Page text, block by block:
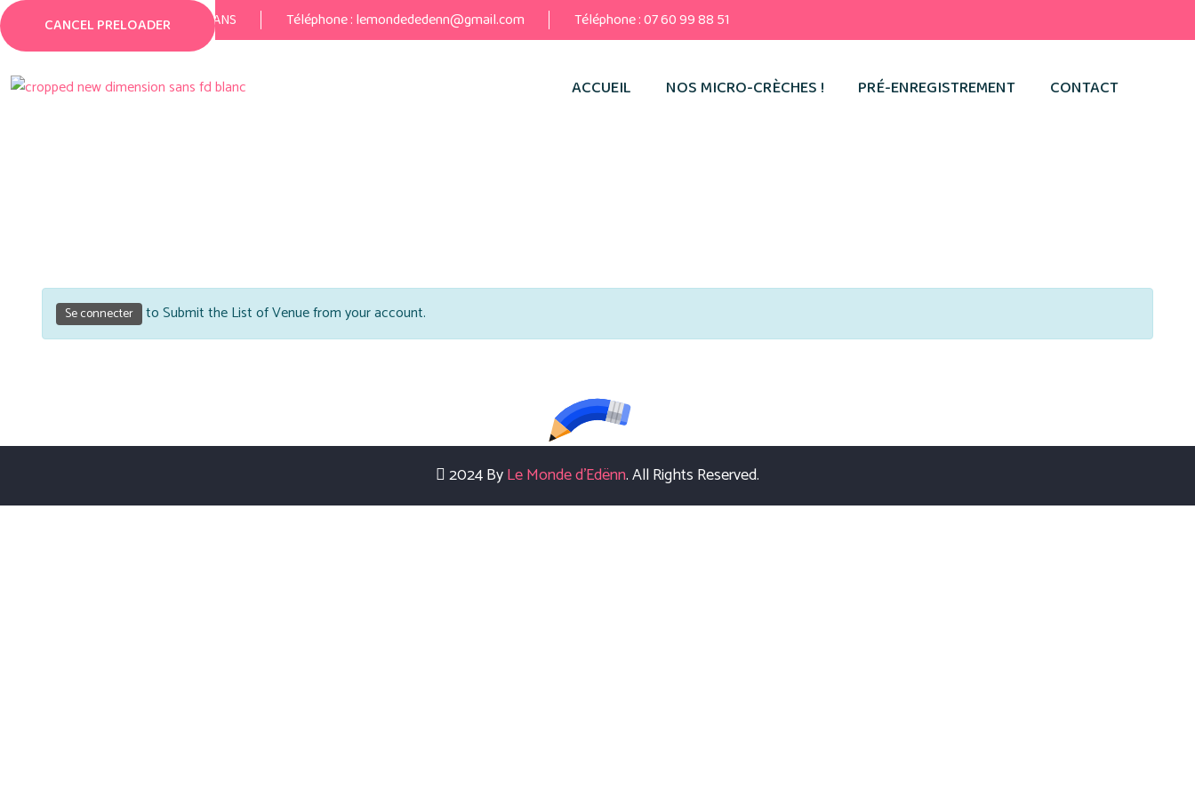
CANCEL PRELOADER
29 Rue Jean Gremillon 72000 LE MANS Téléphone : lemondededenn@gmail.com Téléphone :07 60 99 88 51
ACCUEIL NOS MICRO-CRÈCHES ! PRÉ-ENREGISTREMENT CONTACT
Se connecter to Submit the List of Venue from your account.
2024 ByLe Monde d'Edënn. All Rights Reserved.